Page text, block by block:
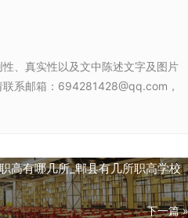
、真实性以及文中陈述文字及图片
系邮箱：694281428@qq.com，
高有哪几所_郫县有几所职高学校
下一篇 »